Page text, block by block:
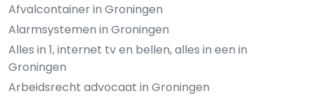
Afvalcontainer in Groningen
Alarmsystemen in Groningen
Alles in 1, internet tv en bellen, alles in een in
Groningen
Arbeidsrecht advocaat in Groningen